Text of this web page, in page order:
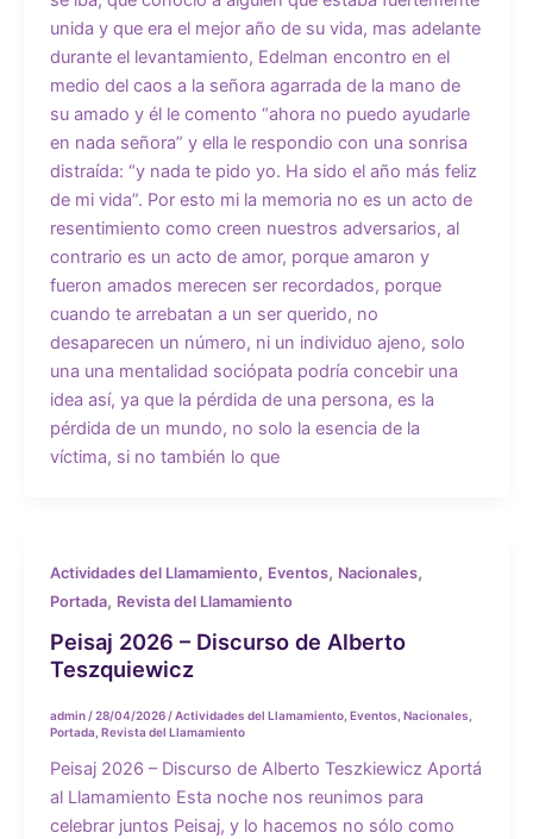
unida y que era el mejor año de su vida, mas adelante
durante el levantamiento, Edelman encontro en el
medio del caos a la señora agarrada de la mano de
su amado y él le comento “ahora no puedo ayudarle
en nada señora” y ella le respondio con una sonrisa
distraída: “y nada te pido yo. Ha sido el año más feliz
de mi vida”. Por esto mi la memoria no es un acto de
resentimiento como creen nuestros adversarios, al
contrario es un acto de amor, porque amaron y
fueron amados merecen ser recordados, porque
cuando te arrebatan a un ser querido, no
desaparecen un número, ni un individuo ajeno, solo
una una mentalidad sociópata podría concebir una
idea así, ya que la pérdida de una persona, es la
pérdida de un mundo, no solo la esencia de la
víctima, si no también lo que
Actividades del Llamamiento, Eventos, Nacionales,
Portada, Revista del Llamamiento
Peisaj 2026 – Discurso de Alberto
Teszquiewicz
admin /28/04/2026 /Actividades del Llamamiento, Eventos Nacionales
Portada Revista del Llamamiento
Peisaj 2026 – Discurso de Alberto Teszkiewicz Aportá
al Llamamiento Esta noche nos reunimos para
celebrar juntos Peisaj, y lo hacemos no sólo como